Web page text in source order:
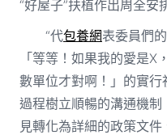
“好屋子”扶植作出周全安
“代包養網表委員們
「等等！如果我的愛是
數單位才對啊！」的實
過程樹立順暢的溝通機
見轉化為詳細的政策文